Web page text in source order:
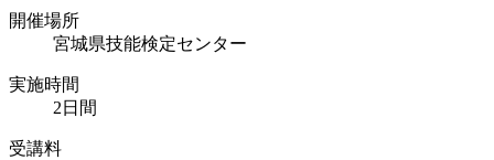
開催場所
宮城県技能検定センター
実施時間
2日間
受講料